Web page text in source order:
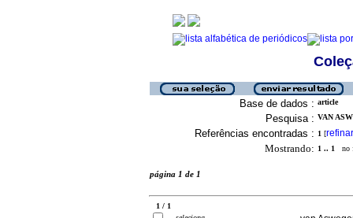
Base de dados : article
Pesquisa : VAN
Referências encontradas : 1 [refinar
Mostrando: 1 .. 1 no
página 1 de 1
1 / 1